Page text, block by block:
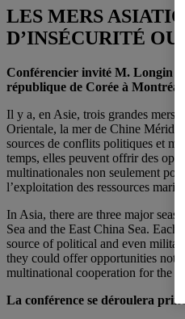
LES MERS
D’INSÉCURITÉ OU
Conférencier invité M. Longin
république de Corée à Montréal
Il y a, en Asie, trois grandes mers:
Orientale, la mer de Chine
sources de conflits politiques et
temps, elles peuvent offrir des
multinationales non seulement
l’exploitation des ressources
In Asia, there are three major seas:
Sea and the East China Sea. Each
source of political and even
they could offer opportunities not
multinational cooperation for the
La conférence se déroulera